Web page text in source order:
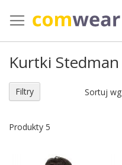
do
treści
Kurtki Stedman
Produkty 5
Sortuj wg
Filtry